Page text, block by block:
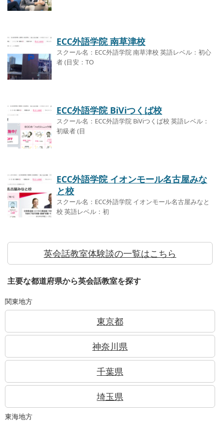
ECC外語学院 南草津校
スクール名：ECC外語学院 南草津校 英語レベル：初心
者 (目安：TO
ECC外語学院 BiViつくば校
スクール名：ECC外語学院 BiViつくば校 英語レベル：
初級者 (目
ECC外語学院 イオンモール名古屋みな
と校
スクール名：ECC外語学院 イオンモール名古屋みなと
校 英語レベル：初
英会話教室体験談の一覧はこちら
主要な都道府県から英会話教室を探す
関東地方
東京都
神奈川県
千葉県
埼玉県
東海地方